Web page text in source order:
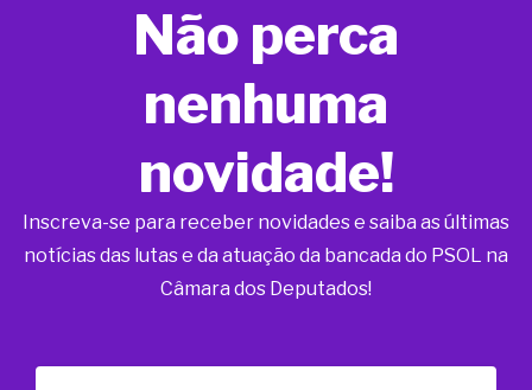
Não perca
nenhuma
novidade!
Inscreva-se para receber novidades e saiba as últimas
notícias das lutas e da atuação da bancada do PSOL na
Câmara dos Deputados!